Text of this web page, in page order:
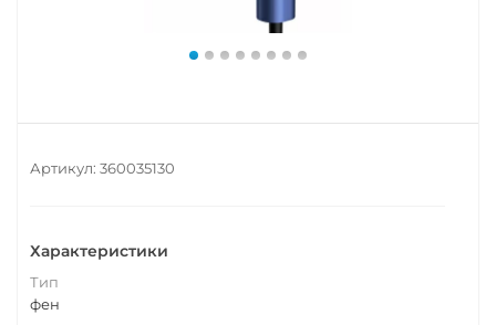
Артикул: 360035130
Характеристики
Тип
фен